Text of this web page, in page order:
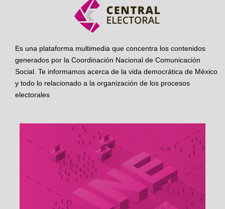
Es una plataforma multimedia que concentra los contenidos
generados por la Coordinación Nacional de Comunicación
Social. Te informamos acerca de la vida democrática de México
y todo lo relacionado a la organización de los procesos
electorales